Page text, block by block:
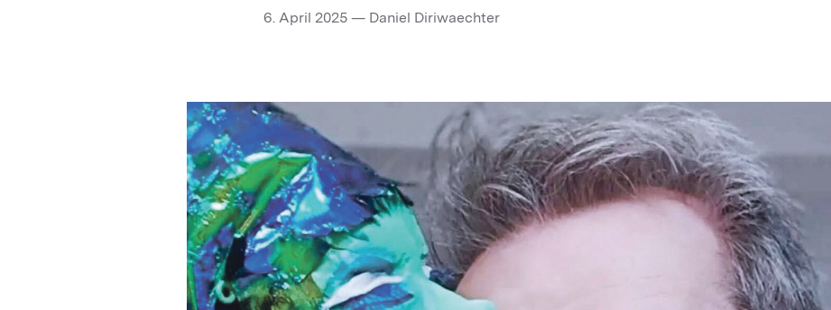
6. April 2025 — Daniel Diriwaechter